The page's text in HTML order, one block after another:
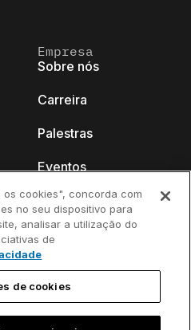
Empresa
Sobre nós
Carreira
Palestras
Eventos
Blog do programador
Fale conosco
cookies", concorda com
no seu dispositivo para
analisar a utilização do
de
de cookies